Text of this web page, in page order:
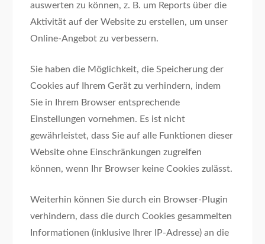
auswerten zu können, z. B. um Reports über die
Aktivität auf der Website zu erstellen, um unser
Online-Angebot zu verbessern.
Sie haben die Möglichkeit, die Speicherung der
Cookies auf Ihrem Gerät zu verhindern, indem
Sie in Ihrem Browser entsprechende
Einstellungen vornehmen. Es ist nicht
gewährleistet, dass Sie auf alle Funktionen dieser
Website ohne Einschränkungen zugreifen
können, wenn Ihr Browser keine Cookies zulässt.
Weiterhin können Sie durch ein Browser-Plugin
verhindern, dass die durch Cookies gesammelten
Informationen (inklusive Ihrer IP-Adresse) an die